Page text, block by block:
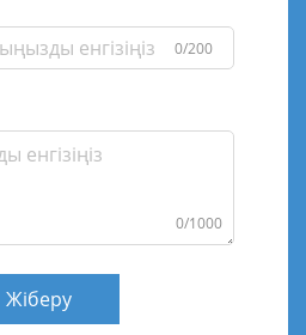
0/200
0/1000
Жіберу